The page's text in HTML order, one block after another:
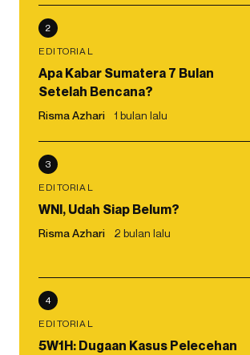
2
EDITORIAL
Apa Kabar Sumatera 7 Bulan
Setelah Bencana?
Risma Azhari 1 bulan lalu
3
EDITORIAL
WNI, Udah Siap Belum?
Risma Azhari 2 bulan lalu
4
EDITORIAL
5W1H: Dugaan Kasus Pelecehan